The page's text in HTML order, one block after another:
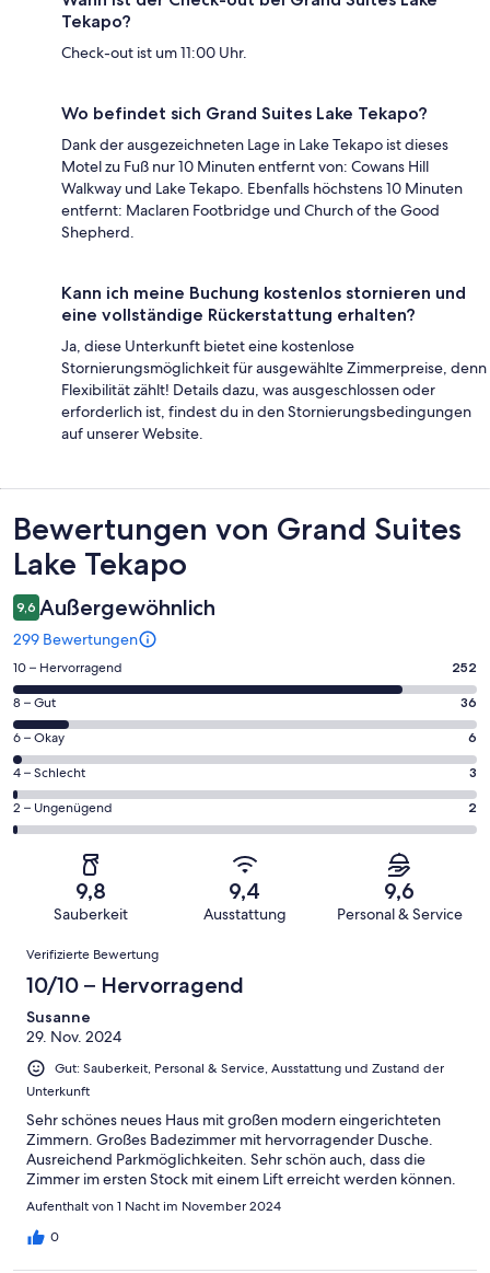
Tekapo?
Check-out ist um 11:00 Uhr.
Wo befindet sich Grand Suites Lake Tekapo?
Dank der ausgezeichneten Lage in Lake Tekapo ist dieses
Motel zu Fuß nur 10 Minuten entfernt von: Cowans Hill
Walkway und Lake Tekapo. Ebenfalls höchstens 10 Minuten
entfernt: Maclaren Footbridge und Church of the Good
Shepherd.
Kann ich meine Buchung kostenlos stornieren und
eine vollständige Rückerstattung erhalten?
Ja, diese Unterkunft bietet eine kostenlose
Stornierungsmöglichkeit für ausgewählte Zimmerpreise, denn
Flexibilität zählt! Details dazu, was ausgeschlossen oder
erforderlich ist, findest du in den Stornierungsbedingungen
auf unserer Website.
Bewertungen
Bewertungen von Grand Suites
Lake Tekapo
9,6 Außergewöhnlich
299 Bewertungen
252
von
insgesamt
299
Gästebewertungen
haben
eine
Bewertung
Hervorragend
10 – Hervorragend 252
36
von
insgesamt
299
Gästebewertungen
haben
eine
Bewertung
Gut
8 – Gut 36
6
von
insgesamt
299
Gästebewertungen
Bewertung
Okay
6 – Okay 6
3
von
insgesamt
Gästebewertungen
von
Schlecht
4 – Schlecht 3
2
von
insgesamt
Gästebewertungen
haben
eine
von
Ungenügend
2 – Ungenügend 2
9,8
Sauberkeit
9,4
Ausstattung
9,6
Personal & Service
Bewertungen
Verifizierte Bewertung
10/10 – Hervorragend
Susanne
29. Nov. 2024
Gut: Sauberkeit, Personal & Service, Ausstattung und Zustand der
Unterkunft
Sehr schönes neues Haus mit großen modern eingerichteten
Zimmern. Großes Badezimmer mit hervorragender Dusche.
Ausreichend Parkmöglichkeiten. Sehr schön auch, dass die
Zimmer im ersten Stock mit einem Lift erreicht werden können.
Aufenthalt von 1 Nacht im November 2024
0